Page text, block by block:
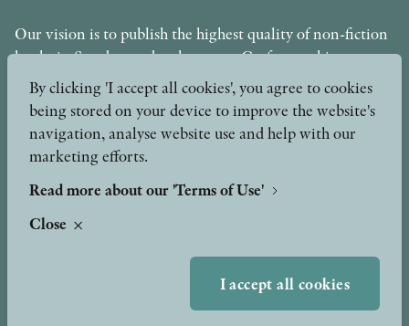
Our vision is to publish the highest quality of non-fiction
books in Sweden under the motto Craftsmanship,
Scholarship and Quality. The publishing company is part
of the Axel and Margaret Ax:son Johnson Foundation for
Public Benefit.
info@stolpepublishing.se
Other formats
By clicking 'I accept all cookies', you agree to cookies
being stored on your device to improve the website's
navigation, analyse website use and help with our
marketing efforts.
Read more about our 'Terms of Use'
Close
I accept all cookies